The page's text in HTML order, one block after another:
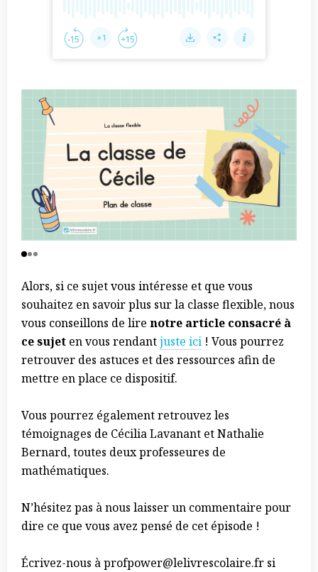
Alors, si ce sujet vous intéresse et que vous
souhaitez en savoir plus sur la classe flexible, nous
vous conseillons de lire notre article consacré à
ce sujet en vous rendantjuste ici ! Vous pourrez
retrouver des astuces et des ressources afin de
mettre en place ce dispositif.
Vous pourrez également retrouvez les
témoignages de Cécilia Lavanant et Nathalie
Bernard, toutes deux professeures de
mathématiques.
N’hésitez pas à nous laisser un commentaire pour
dire ce que vous avez pensé de cet épisode !
Écrivez-nous à profpower@lelivrescolaire.fr si